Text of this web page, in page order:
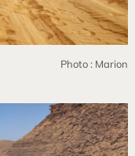
Photo : Marion